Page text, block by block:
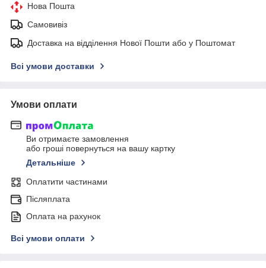
Нова Пошта
Самовивіз
Доставка на відділення Нової Пошти або у Поштомат
Всі умови доставки
Умови оплати
Ви отримаєте замовлення
або гроші повернуться на вашу картку
Детальніше
Оплатити частинами
Післяплата
Оплата на рахунок
Всі умови оплати